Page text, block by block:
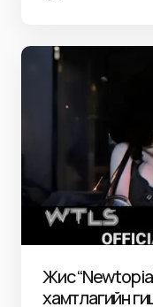
Жисү
хамтлагийн